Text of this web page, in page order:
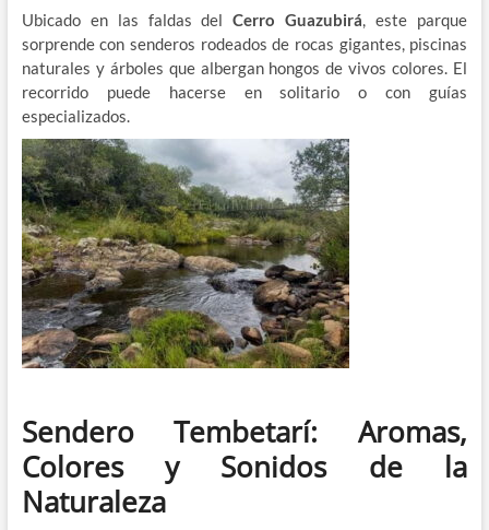
Ubicado en las faldas delCerro Guazubirá, este parque
sorprende con senderos rodeados de rocas gigantes, piscinas
naturales y árboles que albergan hongos de vivos colores. El
recorrido puede hacerse en solitario o con guías
especializados.
Sendero Tembetarí: Aromas,
Colores y Sonidos de la
Naturaleza